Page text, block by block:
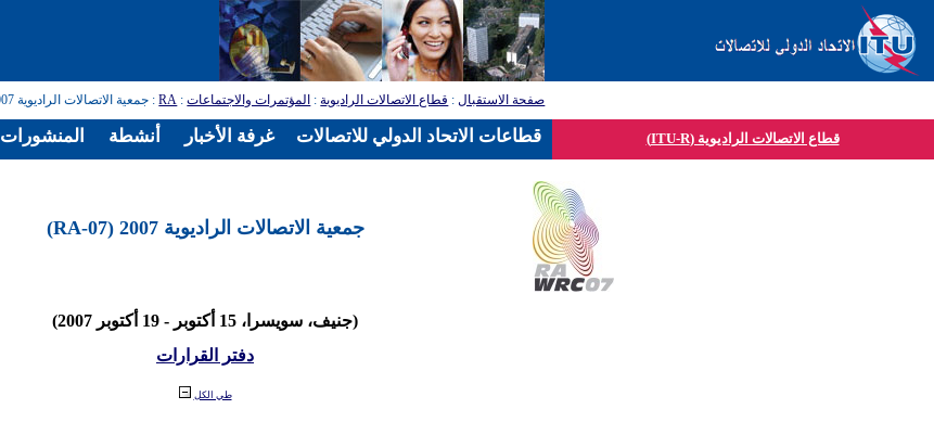
صفحة الاستقبال: قطاع الاتصالات الراديوية: المؤتمرات والاجتماعات:
RA: جمعية الاتصالات الراديوية 2007 (RA-07)
قطاع الاتصالات الراديوية (ITU-R)
جمعية الاتصالات الراديوية 2007 (RA-07)
(جنيف، سويسرا، 15 أكتوبر - 19 أكتوبر 2007)
دفتر القرارات
طي الكل
المنشورات أنشطة غرفة الأخبار قطاعات الاتحاد الدولي للاتصالات